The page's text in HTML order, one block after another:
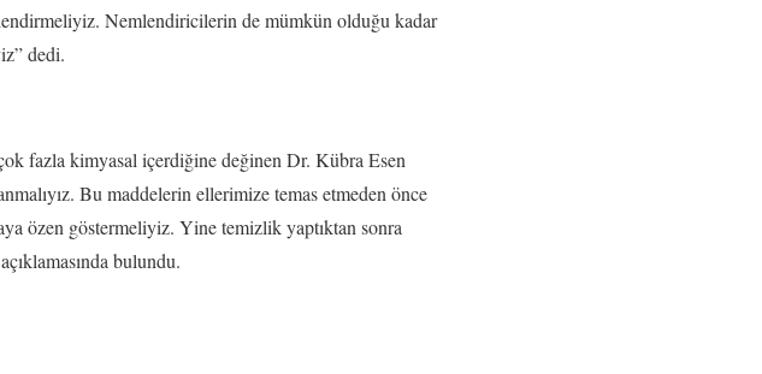
Nemlendiricilerin de mümkün olduğu kadar
dedi.
fazla kimyasal içerdiğine değinen Dr. Kübra Esen
Bu maddelerin ellerimize temas etmeden önce
özen göstermeliyiz. Yine temizlik yaptıktan sonra
bulundu.